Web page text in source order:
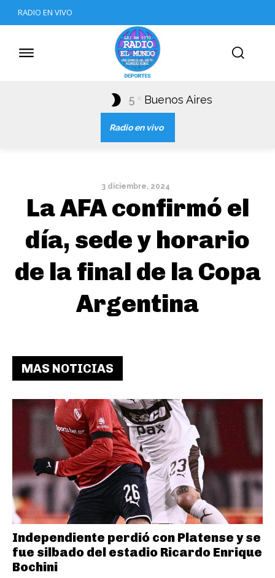
RADIO EN VIVO
5 C Buenos Aires
Radio en vivo
3 diciembre, 2024
La AFA confirmó el
día, sede y horario
de la final de la Copa
Argentina
MAS NOTICIAS
Independiente perdió con Platense y se
fue silbado del estadio Ricardo Enrique
Bochini